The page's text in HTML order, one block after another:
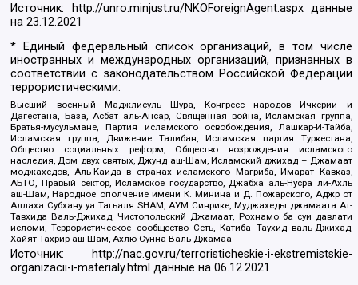
Источник: http://unro.minjust.ru/NKOForeignAgent.aspxданные
на23.12.2021
* Единый федеральный список организаций, в том числе
иностранных и международных организаций, признанных в
соответствии с законодательством Российской Федерации
террористическими:
Высший военный Маджлисуль Шура, Конгресс народов Ичкерии и
Дагестана, База, Асбат аль-Ансар, Священная война, Исламская группа,
Братья-мусульмане, Партия исламского освобождения, Лашкар-И-Тайба,
Исламская группа, Движение Талибан, Исламская партия Туркестана,
Общество социальных реформ, Общество возрождения исламского
наследия, Дом двух святых, Джунд аш-Шам, Исламский джихад – Джамаат
моджахедов, Аль-Каида в странах исламского Магриба, Имарат Кавказ,
АБТО, Правый сектор, Исламское государство, Джабха аль-Нусра ли-Ахль
аш-Шам, Народное ополчение имени К. Минина и Д. Пожарского, Аджр от
Аллаха Субхану уа Тагьаля SHAM, АУМ Синрике, Муджахеды джамаата Ат-
Тавхида Валь-Джихад, Чистопольский Джамаат, Рохнамо ба суи давлати
исломи, Террористическое сообщество Сеть, Катиба Таухид валь-Джихад,
Хайят Тахрир аш-Шам, Ахлю Сунна Валь Джамаа
Источник:
http://nac.gov.ru/terroristicheskie-i-ekstremistskie-
organizacii-i-materialy.html данные на06.12.2021